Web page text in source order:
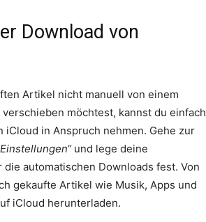
Download von
Artikel nicht manuell von einem
möchtest, kannst du einfach
iCloud in Anspruch nehmen. Gehe zur
und lege deine
automatischen Downloads fest. Von
gekaufte Artikel wie Musik, Apps und
iCloud herunterladen.